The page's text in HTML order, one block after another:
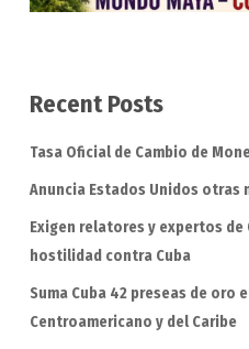
Recent Posts
Tasa Oficial de Cambio de
Anuncia Estados Unidos otras
Exigen relatores y expertos de
hostilidad contra Cuba
Suma Cuba 42 preseas de oro
Centroamericano y del Caribe